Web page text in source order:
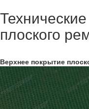
плоского
Верхнее покрытие